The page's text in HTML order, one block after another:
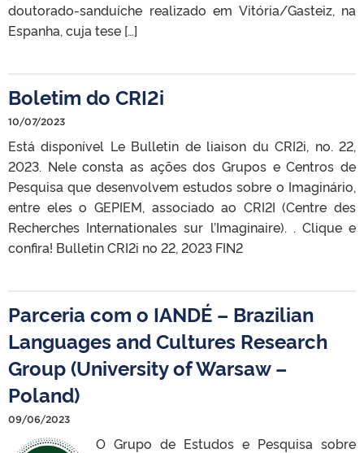
doutorado-sanduíche realizado em Vitória/Gasteiz, na
Espanha, cuja tese […]
Boletim do CRI2i
10/07/2023
Está disponível Le Bulletin de liaison du CRI2i, no. 22,
2023. Nele consta as ações dos Grupos e Centros de
Pesquisa que desenvolvem estudos sobre o Imaginário,
entre eles o GEPIEM, associado ao CRI2I (Centre des
Recherches Internationales sur l’Imaginaire). . Clique e
confira! Bulletin CRI2i no 22, 2023 FIN2
Parceria com o IANDÉ – Brazilian
Languages and Cultures Research
Group (University of Warsaw –
Poland)
09/06/2023
O Grupo de Estudos e Pesquisa sobre